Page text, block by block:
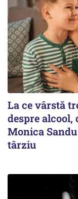
La ce vârstă
despre alcool,
Monica
târziu